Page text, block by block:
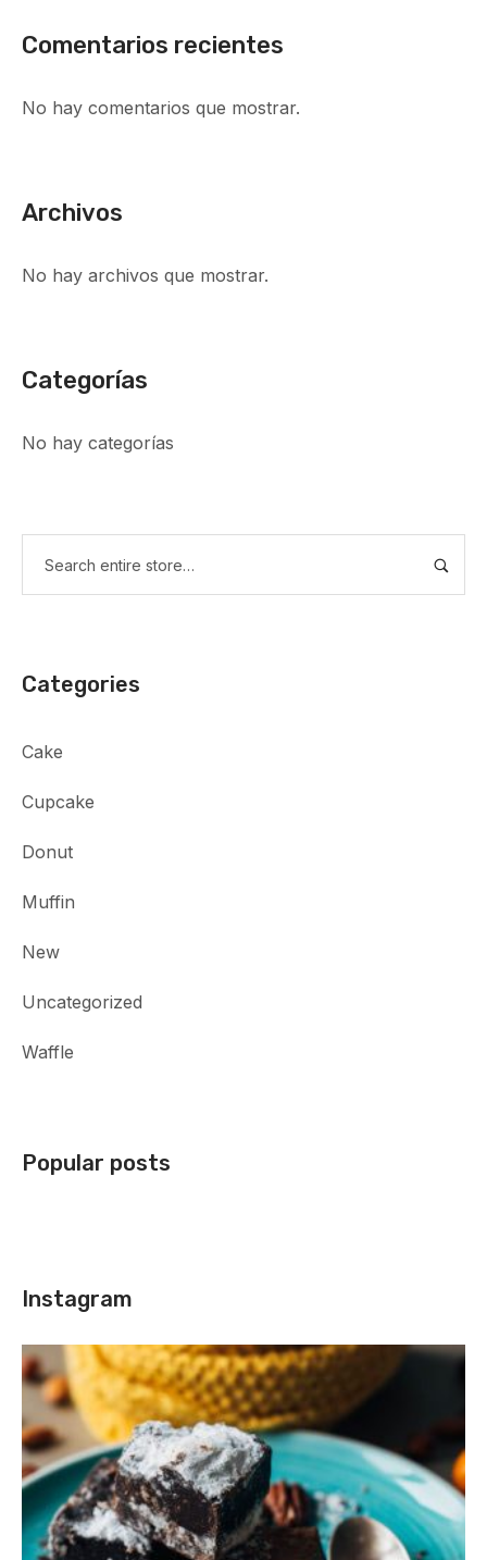
Comentarios recientes
No hay comentarios que mostrar.
Archivos
No hay archivos que mostrar.
Categorías
No hay categorías
Categories
Cake
Cupcake
Donut
Muffin
New
Uncategorized
Waffle
Popular posts
Instagram